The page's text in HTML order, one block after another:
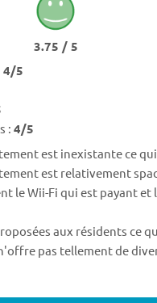
3.75 / 5
4/5
: 4/5
est inexistante ce
est relativement
le Wii-Fi qui est payant et
aux résidents ce
pas tellement de